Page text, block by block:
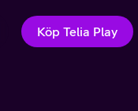
Köp Telia Play